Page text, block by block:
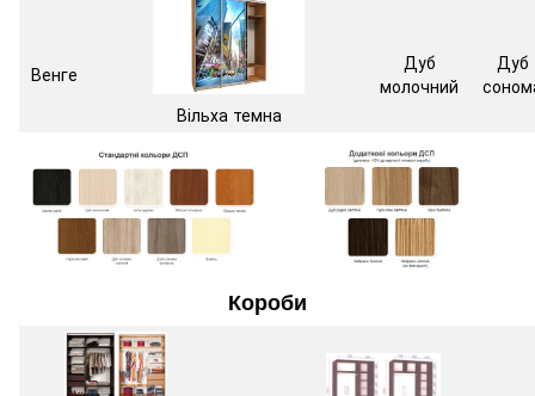
Венге
Вільха темна
Дуб
молочний
Дуб
Короби